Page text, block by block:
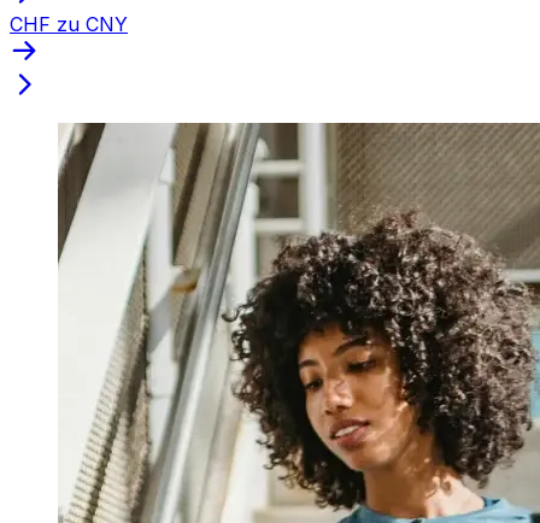
CHF zu CNY